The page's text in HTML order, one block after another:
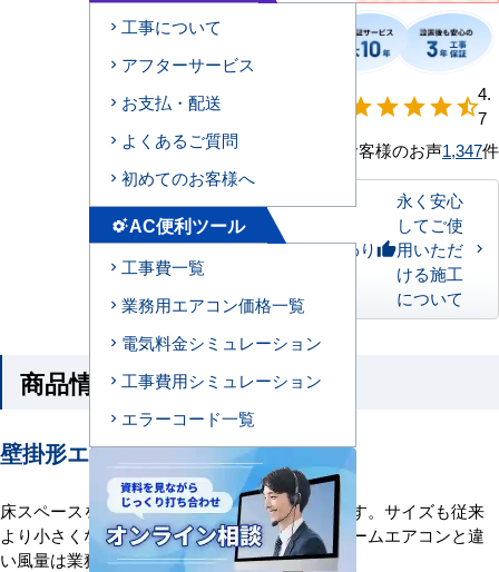
starstarstarstarstar_half
4.
7
お客様のお声1,347件
私たちのこだわりthumb_up
永く安心
してご使
用いただ
ける施工
について
商品情報
壁掛形エアコンの特長
床スペースをとらず、据付工事も簡単にできます。サイズも従来
より小さくなり、スッキリと設置できます。ルームエアコンと違
い風量は業務用ならでは。
工事について
アフターサービス
お支払・配送
よくあるご質問
初めてのお客様へ
settings_suggestAC便利ツール
工事費一覧
業務用エアコン価格一覧
電気料金シミュレーション
工事費用シミュレーション
エラーコード一覧